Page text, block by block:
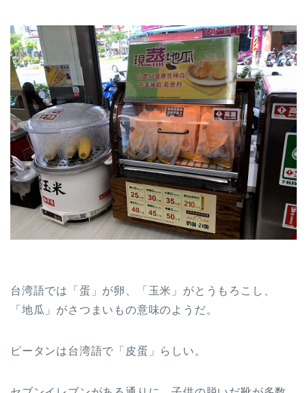
台湾語では「蛋」が卵、「玉米」がとうもろこし、
「地瓜」がさつまいもの意味のようだ。
ピータンは台湾語で「皮蛋」らしい。